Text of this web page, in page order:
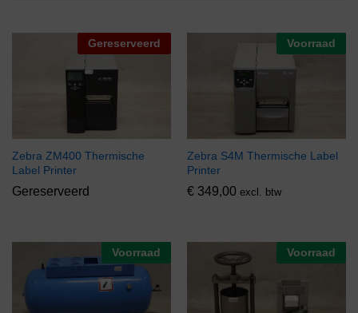
Gereserveerd
Zebra ZM400 Thermische
Label Printer
Gereserveerd
Voorraad
Zebra S4M Thermische Label
Printer
€ 349,00 excl. btw
Voorraad Voorraad